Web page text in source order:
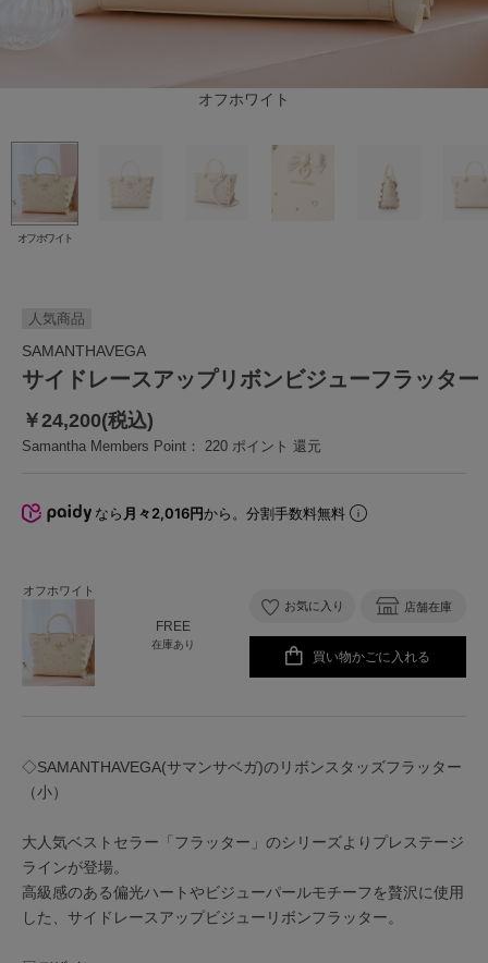
オフホワイト
オフホワイト
SAMANTHAVEGA
サイドレースアップリボンビジューフラッター
人気商品
￥24,200(税込)
Samantha Members Point： 220 ポイント 還元
なら 月々2,016円から。分割手数料無料
オフホワイト
FREE
在庫あり
お気に入り 店舗在庫
買い物かごに入れる
◇SAMANTHAVEGA(サマンサベガ)のリボンスタッズフラッター
（小）
大人気ベストセラー「フラッター」のシリーズよりプレステージ
ラインが登場。
高級感のある偏光ハートやビジューパールモチーフを贅沢に使用
した、サイドレースアップビジューリボンフラッター。